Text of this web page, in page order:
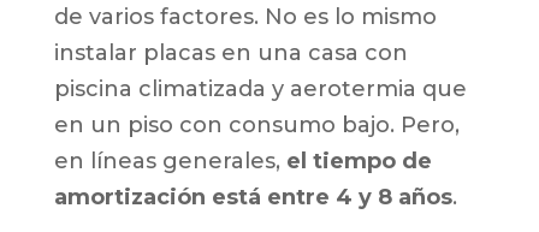
de varios factores. No es lo mismo
instalar placas en una casa con
piscina climatizada y aerotermia que
en un piso con consumo bajo. Pero,
en líneas generales, el tiempo de
amortización está entre 4 y 8 años.